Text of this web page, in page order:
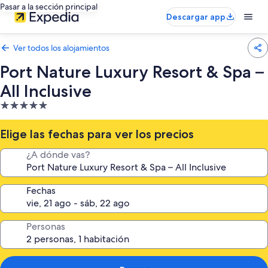
Pasar a la sección principal
Descargar app
Ver todos los alojamientos
Port Nature Luxury Resort & Spa –
All Inclusive
Alojamiento
de
5.0 estrellas
Elige las fechas para ver los precios
¿A dónde vas?
Fechas
Personas